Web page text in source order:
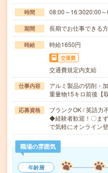
時間 08:00～16:3020:00
期間 長期でお仕事できる
時給 時給1650円
交通費
交通費規定内支給
仕事内容
アルミ製品の切削・
重量物15キロ前後【
応募資格
ブランクOK / 英語力
◆経験者歓迎！〇ま
で気軽にオンライン
職場の雰囲気
年齢層